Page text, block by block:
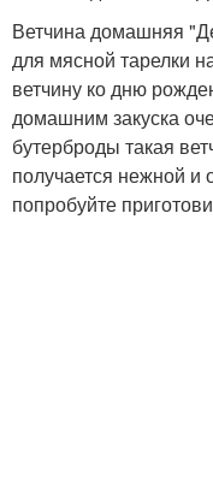
Ветчина домашняя
для мясной тарелки
ветчину ко дню
домашним закуска
бутерброды такая
получается нежной и
попробуйте